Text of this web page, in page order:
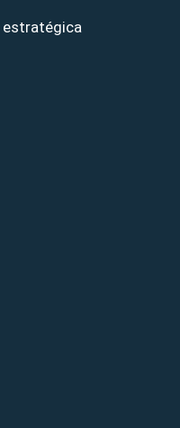
estratégica